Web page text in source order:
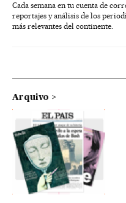
Cada semana en tu cuenta de
reportajes y análisis de los
más relevantes del continente.
Arquivo